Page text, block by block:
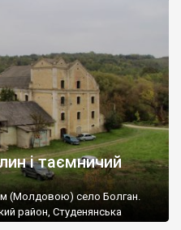
і таємничий
(Молдовою) село Болган.
район, Студенянська